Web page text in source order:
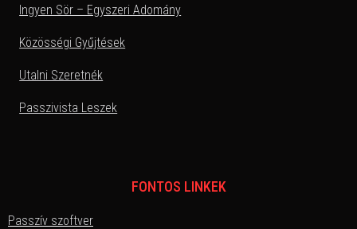
Ingyen Sör – Egyszeri Adomány
Közösségi Gyűjtések
Utalni Szeretnék
Passzivista Leszek
FONTOS LINKEK
Passzív szoftver